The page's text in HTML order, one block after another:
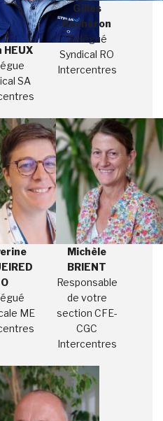
HEUX
SA
Gilles
Rocheron
Délégué
Syndical RO
Intercentres
O
ME
Michèle
BRIENT
Responsable
de votre
section CFE-
CGC
Intercentres